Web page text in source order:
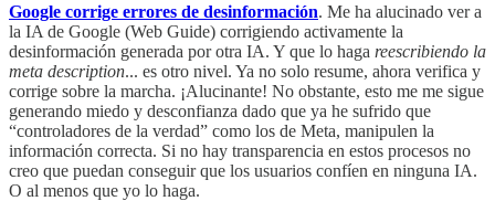
Google corrige errores de desinformación. Me ha alucinado ver a
la IA de Google (Web Guide) corrigiendo activamente la
desinformación generada por otra IA. Y que lo haga reescribiendo la
meta description... es otro nivel. Ya no solo resume, ahora verifica y
corrige sobre la marcha. ¡Alucinante! No obstante, esto me me sigue
generando miedo y desconfianza dado que ya he sufrido que
“controladores de la verdad” como los de Meta, manipulen la
información correcta. Si no hay transparencia en estos procesos no
creo que puedan conseguir que los usuarios confíen en ninguna IA.
O al menos que yo lo haga.